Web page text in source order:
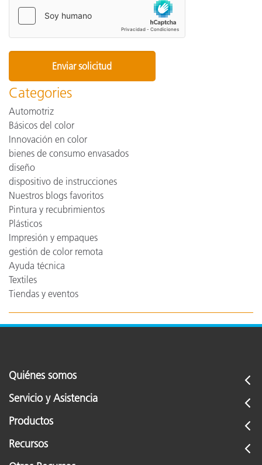
Categories
Automotriz
Básicos del color
Innovación en color
bienes de consumo envasados
diseño
dispositivo de instrucciones
Nuestros blogs favoritos
Pintura y recubrimientos
Plásticos
Impresión y empaques
gestión de color remota
Ayuda técnica
Textiles
Tiendas y eventos
Quiénes somos
Servicio y Asistencia
Productos
Recursos